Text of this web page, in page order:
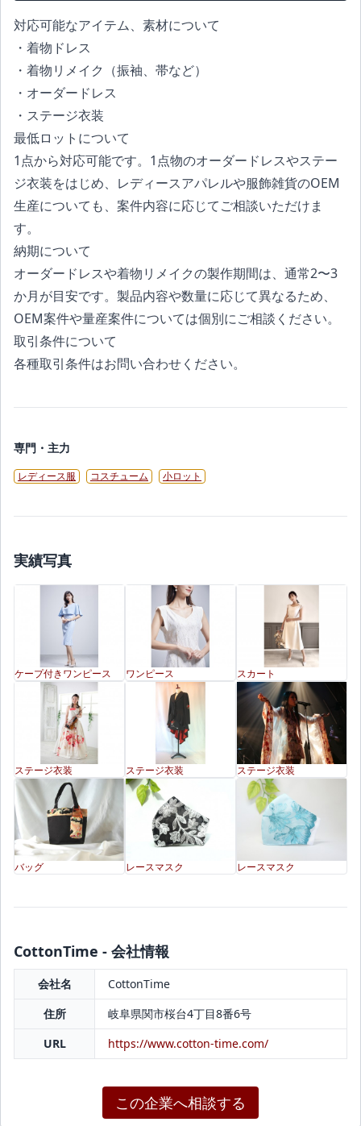
対応可能なアイテム、素材について
・着物ドレス
・着物リメイク（振袖、帯など）
・オーダードレス
・ステージ衣装
最低ロットについて
1点から対応可能です。1点物のオーダードレスやステー
ジ衣装をはじめ、レディースアパレルや服飾雑貨のOEM
生産についても、案件内容に応じてご相談いただけま
す。
納期について
オーダードレスや着物リメイクの製作期間は、通常2〜3
か月が目安です。製品内容や数量に応じて異なるため、
OEM案件や量産案件については個別にご相談ください。
取引条件について
各種取引条件はお問い合わせください。
専門・主力
レディース服 コスチューム 小ロット
実績写真
ケープ付きワンピース ワンピース スカート
ステージ衣装 ステージ衣装 ステージ衣装
バッグ レースマスク レースマスク
CottonTime - 会社情報
会社名
CottonTime
住所
岐阜県関市桜台4丁目8番6号
URL
https://www.cotton-time.com/
この企業へ相談する